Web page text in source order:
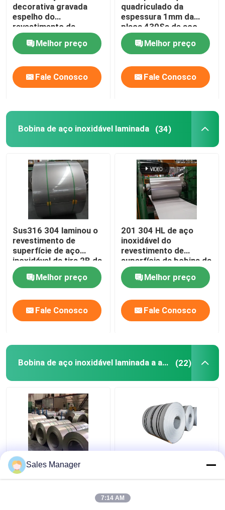
decorativa gravada
espelho do
revestimento da
parede do ouro da
folha Melhor preço
Fale Conosco
quadriculado da
espessura 1mm da
placa 430Ss de aço
inoxidável decorativa
Melhor preço
Fale Conosco
Bobina de aço inoxidável laminada (34)
Sus316 304 laminou o
revestimento de
superfície de aço
inoxidável da tira 2B da
bobina
Melhor preço
Fale Conosco
201 304 HL de aço
inoxidável do
revestimento de
superfície da bobina da
tira para a decoração
Melhor preço
Fale Conosco
Bobina de aço inoxidável laminada a alta temperatura (22)
Categoria 201
certificado de aço
régua da bobina
laminada a alta
Sales Manager
7:14 AM